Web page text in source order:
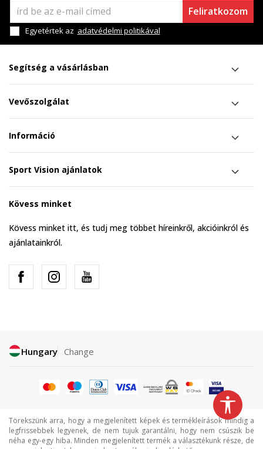
Feliratkozom
Egyetértek az adatvédelmi politikával
Segítség a vásárlásban
Vevőszolgálat
Információ
Sport Vision ajánlatok
Kövess minket
Kövess minket itt, és tudj meg többet híreinkről, akcióinkról és
ajánlatainkról.
Hungary Change
Törekszünk arra, hogy a megjelenített képek és termékleírások mindig a
legfrissebbek legyenek, de nem tujuk garantálni, hogy nem csúszik be
néha egy-egy hiba. Minden megjelenített termék a választékunk része, de